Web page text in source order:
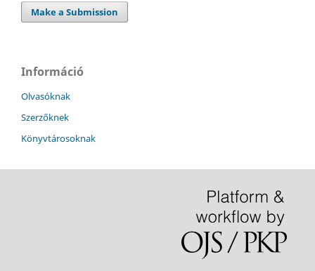
Make a Submission
Információ
Olvasóknak
Szerzőknek
Könyvtárosoknak